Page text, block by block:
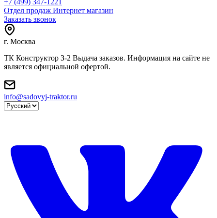
+7 (499) 347-1221
Отдел продаж Интернет магазин
Заказать звонок
г. Москва
ТК Конструктор З-2 Выдача заказов. Информация на сайте не
является официальной офертой.
info@sadovyj-traktor.ru